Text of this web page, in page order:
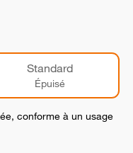
Standard
Épuisé
conforme à un usage